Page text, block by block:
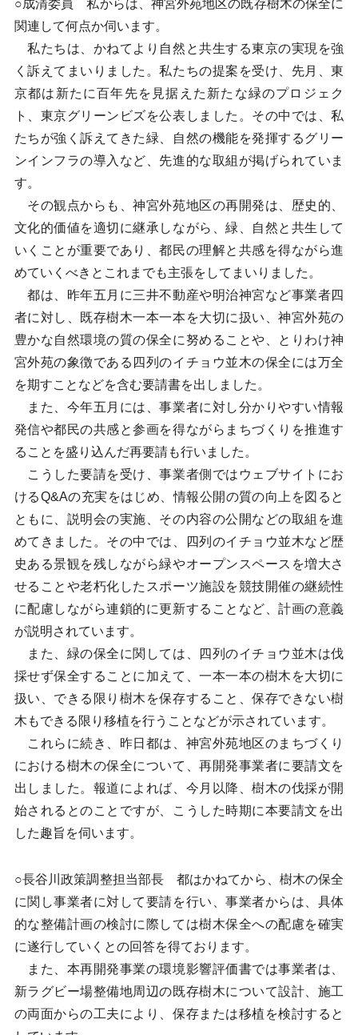
○成清委員 私からは、神宮外苑地区の既存樹木の保全に
関連して何点か伺います。
私たちは、かねてより自然と共生する東京の実現を強
く訴えてまいりました。私たちの提案を受け、先月、東
京都は新たに百年先を見据えた新たな緑のプロジェク
ト、東京グリーンビズを公表しました。その中では、私
たちが強く訴えてきた緑、自然の機能を発揮するグリー
ンインフラの導入など、先進的な取組が掲げられていま
す。
その観点からも、神宮外苑地区の再開発は、歴史的、
文化的価値を適切に継承しながら、緑、自然と共生して
いくことが重要であり、都民の理解と共感を得ながら進
めていくべきとこれまでも主張をしてまいりました。
都は、昨年五月に三井不動産や明治神宮など事業者四
者に対し、既存樹木一本一本を大切に扱い、神宮外苑の
豊かな自然環境の質の保全に努めることや、とりわけ神
宮外苑の象徴である四列のイチョウ並木の保全には万全
を期すことなどを含む要請書を出しました。
また、今年五月には、事業者に対し分かりやすい情報
発信や都民の共感と参画を得ながらまちづくりを推進す
ることを盛り込んだ再要請も行いました。
こうした要請を受け、事業者側ではウェブサイトにお
けるQ&Aの充実をはじめ、情報公開の質の向上を図ると
ともに、説明会の実施、その内容の公開などの取組を進
めてきました。その中では、四列のイチョウ並木など歴
史ある景観を残しながら緑やオープンスペースを増大さ
せることや老朽化したスポーツ施設を競技開催の継続性
に配慮しながら連鎖的に更新することなど、計画の意義
が説明されています。
また、緑の保全に関しては、四列のイチョウ並木は伐
採せず保全することに加えて、一本一本の樹木を大切に
扱い、できる限り樹木を保存すること、保存できない樹
木もできる限り移植を行うことなどが示されています。
これらに続き、昨日都は、神宮外苑地区のまちづくり
における樹木の保全について、再開発事業者に要請文を
出しました。報道によれば、今月以降、樹木の伐採が開
始されるとのことですが、こうした時期に本要請文を出
した趣旨を伺います。
○長谷川政策調整担当部長 都はかねてから、樹木の保全
に関し事業者に対して要請を行い、事業者からは、具体
的な整備計画の検討に際しては樹木保全への配慮を確実
に遂行していくとの回答を得ております。
また、本再開発事業の環境影響評価書では事業者は、
新ラグビー場整備地周辺の既存樹木について設計、施工
の両面からの工夫により、保存または移植を検討すると